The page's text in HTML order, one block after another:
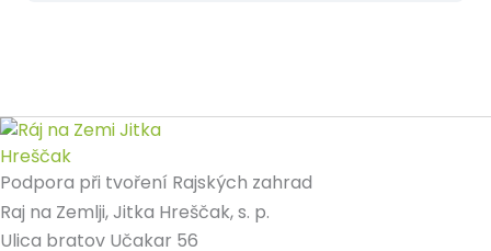
Podpora při tvoření Rajských zahrad
Raj na Zemlji, Jitka Hreščak, s. p.
Ulica bratov Učakar 56